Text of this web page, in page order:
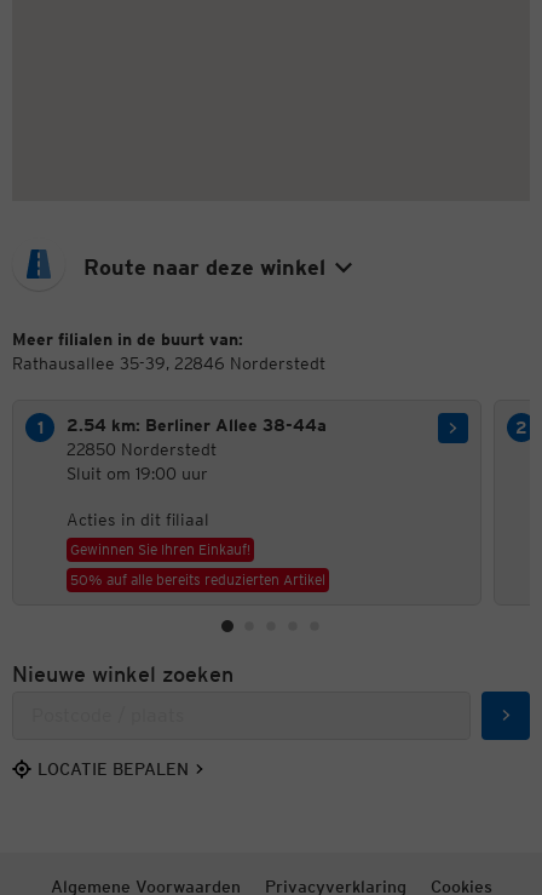
Route naar deze winkel
Meer filialen in de buurt van:
Rathausallee 35-39, 22846 Norderstedt
2.54 km: Berliner Allee 38-44a
22850 Norderstedt
Sluit om 19:00 uur
Acties in dit filiaal
Gewinnen Sie Ihren Einkauf!
50% auf alle bereits reduzierten Artikel
Nieuwe winkel zoeken
LOCATIE BEPALEN
Algemene Voorwaarden Privacyverklaring Cookies